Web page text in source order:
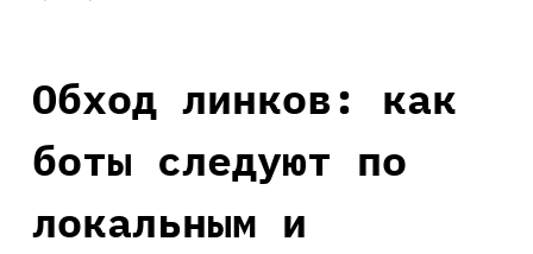
Обход линков: как
боты следуют по
локальным и